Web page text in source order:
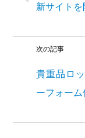
新サイト
次の記事
貴重品ロ
ーフォーム